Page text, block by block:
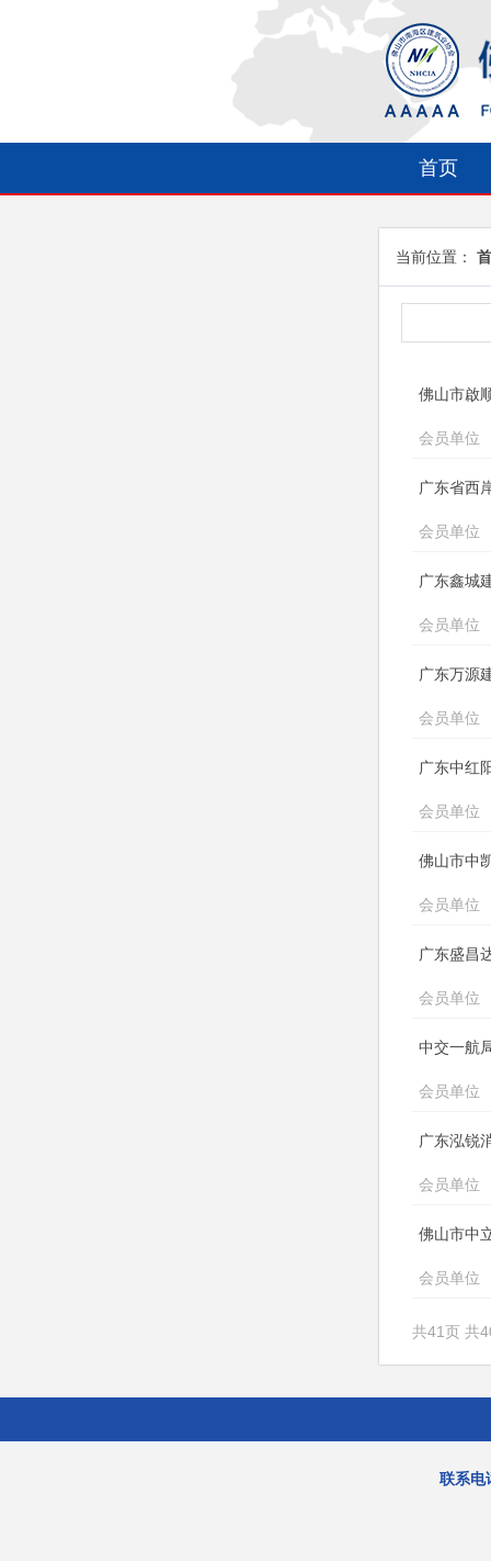
首页
当前位置：
佛山市啟
会员单位
广东省西
会员单位
广东鑫城
会员单位
广东万源
会员单位
广东中红
会员单位
佛山市中
会员单位
广东盛昌
会员单位
中交一航
会员单位
广东泓锐
会员单位
佛山市中
会员单位